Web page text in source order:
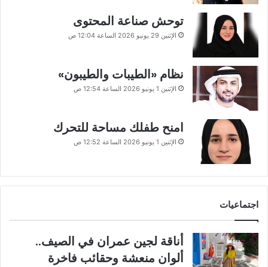
توحش صناعة المحتوى
الإثنين 29 يونيو 2026 الساعة 12:04 ص
نظام «الطيبات والطيبون»
الإثنين 1 يونيو 2026 الساعة 12:54 ص
امنح طفلك مساحة للتحرك
الإثنين 1 يونيو 2026 الساعة 12:52 ص
اجتماعيات
أناقة لجين عمران في الصيف..
ألوان منعشة وحقائب فاخرة